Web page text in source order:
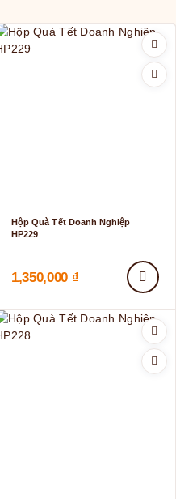
Hộp Quà Tết Doanh Nghiệp
HP229
1,350,000 ₫